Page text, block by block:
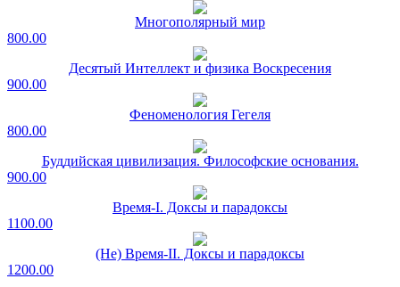
Многополярный мир
800.00
Десятый Интеллект и физика Воскресения
900.00
Феноменология Гегеля
800.00
Буддийская цивилизация. Философские основания.
900.00
Время-I. Доксы и парадоксы
1100.00
(Не) Время-II. Доксы и парадоксы
1200.00